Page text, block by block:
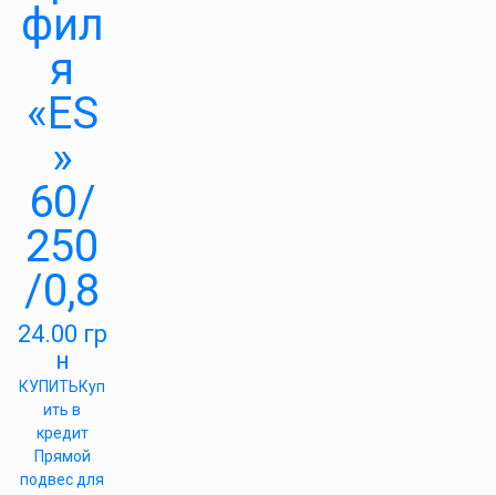
фил
я
«ES
»
60/
250
/0,8
24.00 гр
н
КУПИТЬКуп
ить в
кредит
Прямой
подвес для